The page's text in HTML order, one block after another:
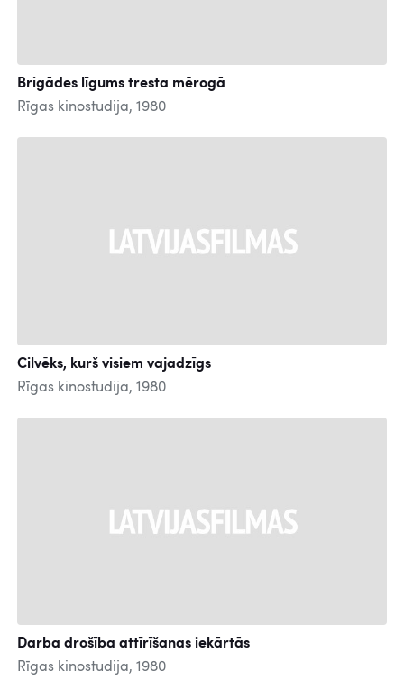
Brigādes līgums tresta mērogā
Rīgas kinostudija, 1980
Cilvēks, kurš visiem vajadzīgs
Rīgas kinostudija, 1980
Darba drošība attīrīšanas iekārtās
Rīgas kinostudija, 1980